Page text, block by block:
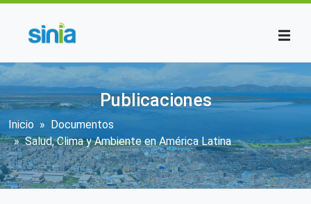
Publicaciones
Sobrescribir enlaces de ayuda a la
Inicio
Documentos
Salud, Clima y Ambiente en América Latina